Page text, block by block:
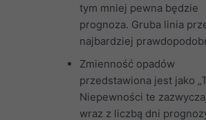
tym mniej pewna będzie
prognoza. Gruba linia
najbardziej
Zmienność opadów
przedstawiona jest jako
Niepewności te
wraz z liczbą dni